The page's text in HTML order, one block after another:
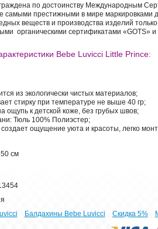
по достоинству Международным
самыми престижными в мире маркировками
веществ и производства изделий
органическими сертификатами «GOTS» и
Bebe Luvicci Little Prince:
из экологически чистых материалов;
стирку при температуре не выше 40 гр;
ощупь к детской коже, без грубых швов;
Тюль 100% Полиэстер;
ощущение уюта и красоты, легко
см
Балдахины Bebe Luvicci Скидка 5%